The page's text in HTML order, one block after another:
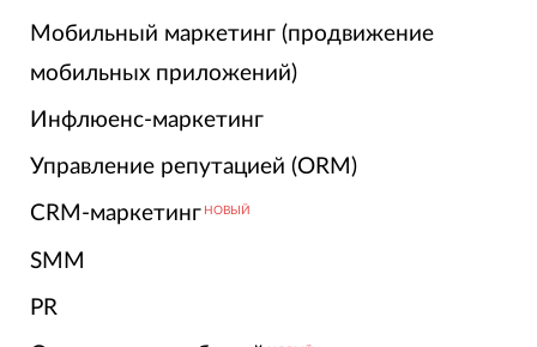
Мобильный маркетинг (продвижение
мобильных приложений)
Инфлюенс-маркетинг
Управление репутацией (ORM)
CRM-маркетинг НОВЫЙ
SMM
PR